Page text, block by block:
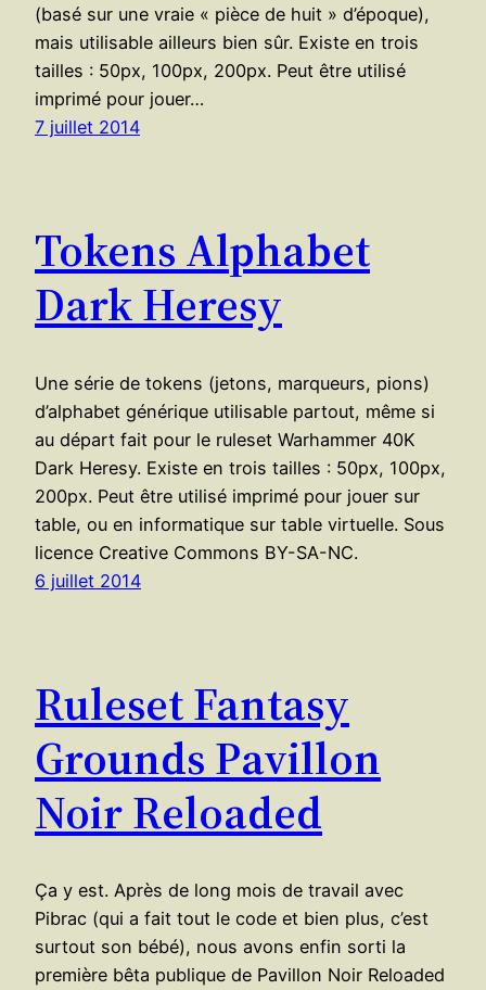
(basé sur une vraie « pièce de huit » d’époque),
mais utilisable ailleurs bien sûr. Existe en trois
tailles : 50px, 100px, 200px. Peut être utilisé
imprimé pour jouer…
7 juillet 2014
Tokens Alphabet
Dark Heresy
Une série de tokens (jetons, marqueurs, pions)
d’alphabet générique utilisable partout, même si
au départ fait pour le ruleset Warhammer 40K
Dark Heresy. Existe en trois tailles : 50px, 100px,
200px. Peut être utilisé imprimé pour jouer sur
table, ou en informatique sur table virtuelle. Sous
licence Creative Commons BY-SA-NC.
6 juillet 2014
Ruleset Fantasy
Grounds Pavillon
Noir Reloaded
Ça y est. Après de long mois de travail avec
Pibrac (qui a fait tout le code et bien plus, c’est
surtout son bébé), nous avons enfin sorti la
première bêta publique de Pavillon Noir Reloaded